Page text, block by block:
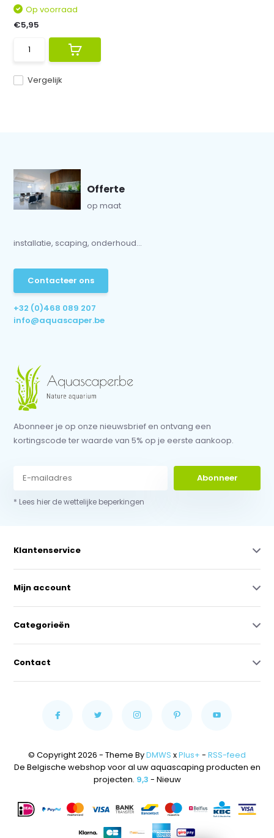
Vergelijk
Op voorraad
€5,95
Offerte
op maat
installatie, scaping, onderhoud...
Contacteer ons
+32 (0)468 089 207
info@aquascaper.be
Abonneer je op onze nieuwsbrief en ontvang een
kortingscode ter waarde van 5% op je eerste aankoop.
Abonneer
* Lees hier de wettelijke beperkingen
Klantenservice
Mijn account
Categorieën
Contact
© Copyright 2026 - Theme ByDMWS xPlus+ - RSS-feed
De Belgische webshop voor al uw aquascaping producten en
projecten. 9,3 - Nieuw